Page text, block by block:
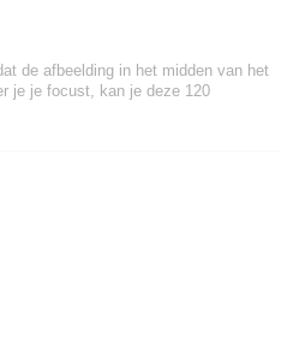
de afbeelding in het midden van het
je je focust, kan je deze 120